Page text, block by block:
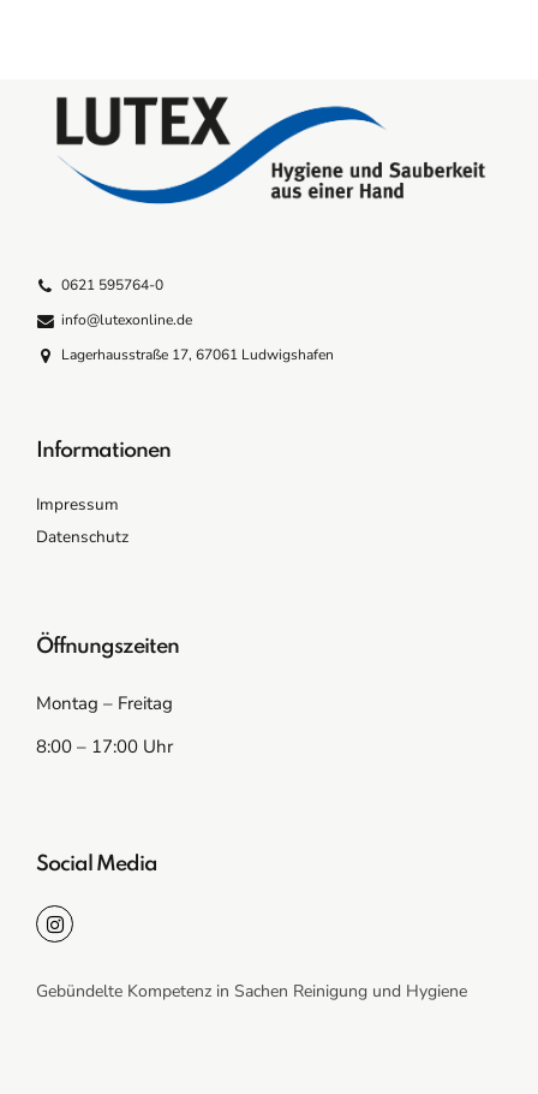
0621 595764-0
info@lutexonline.de
Lagerhausstraße 17, 67061 Ludwigshafen
Informationen
Impressum
Datenschutz
Öffnungszeiten
Montag – Freitag
8:00 – 17:00 Uhr
Social Media
Gebündelte Kompetenz in Sachen Reinigung und Hygiene